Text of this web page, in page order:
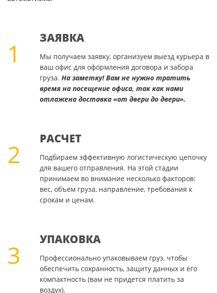
1
ЗАЯВКА
Мы получаем заявку, организуем выезд курьера в
ваш офис для оформления договора и забора
груза. На заметку! Вам не нужно тратить
время на посещение офиса, так как нами
отлажена доставка «от двери до двери».
2
РАСЧЕТ
Подбираем эффективную логистическую цепочку
для вашего отправления. На этой стадии
принимаем во внимание несколько факторов:
вес, объем груза, направление, требования к
срокам и ценам.
3
УПАКОВКА
Профессионально упаковываем груз, чтобы
обеспечить сохранность, защиту данных и его
компактность (вам не придется платить за
воздух).